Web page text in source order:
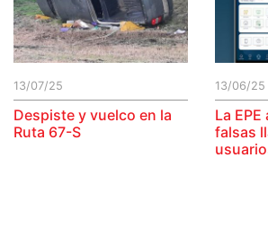
13/07/25
Despiste y vuelco en la
Ruta 67-S
13/06/25
La
falsas